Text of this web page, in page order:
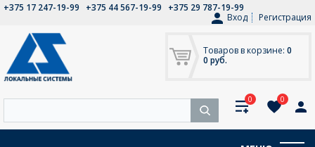
+375 17 247-19-99 +375 44 567-19-99
+375 29 787-19-99
Вход
Регистрация
Товаров в корзине: 0
0 руб.
0 0